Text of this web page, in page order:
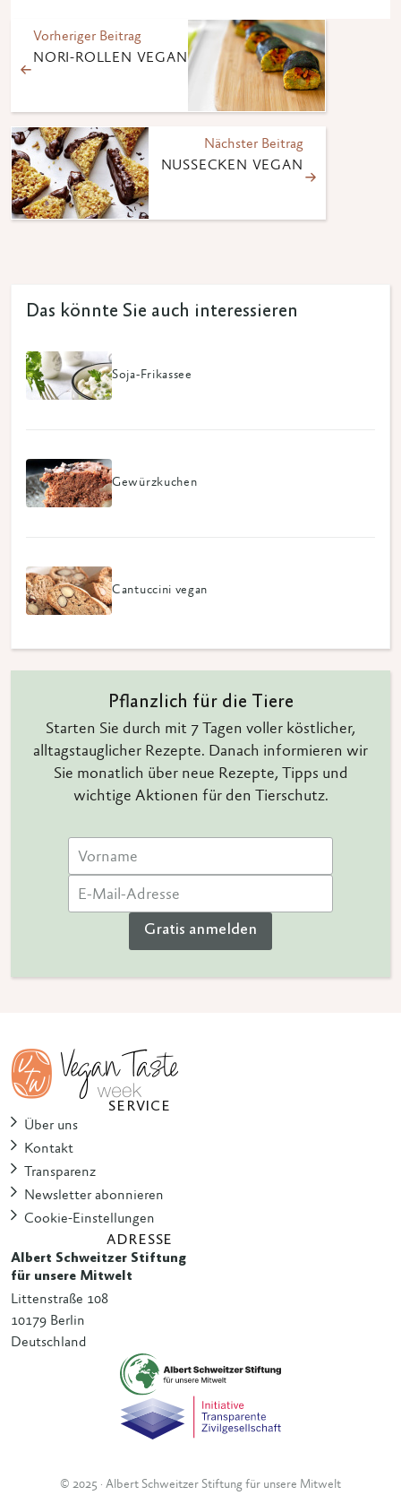
Vorheriger Beitrag
NORI-ROLLEN VEGAN
Nächster Beitrag
NUSSECKEN VEGAN
Das könnte Sie auch interessieren
Soja-Frikassee
Gewürzkuchen
Cantuccini vegan
Pflanzlich für die Tiere
Starten Sie durch mit 7 Tagen voller köstlicher,
alltagstauglicher Rezepte. Danach informieren wir
Sie monatlich über neue Rezepte, Tipps und
wichtige Aktionen für den Tierschutz.
Gratis anmelden
SERVICE
Über uns
Kontakt
Transparenz
Newsletter abonnieren
Cookie-Einstellungen
ADRESSE
Albert Schweitzer Stiftung
für unsere Mitwelt
Littenstraße 108
10179 Berlin
Deutschland
© 2025 · Albert Schweitzer Stiftung für unsere Mitwelt